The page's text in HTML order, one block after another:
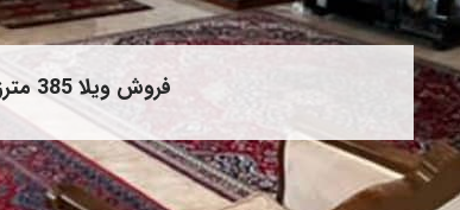
فروش ویلا 385 مترزمین دو خواب رامسر کد 2080022